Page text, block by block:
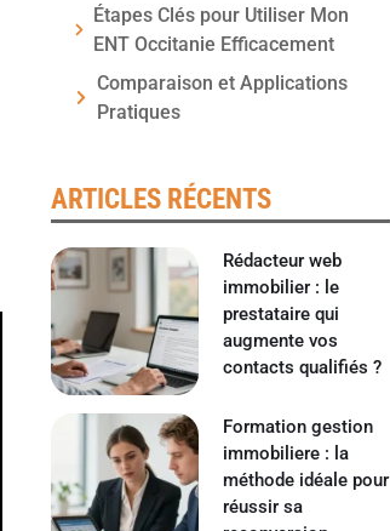
Étapes Clés pour Utiliser Mon
ENT Occitanie Efficacement
Comparaison et Applications
Pratiques
ARTICLES RÉCENTS
Rédacteur web
immobilier : le
prestataire qui
augmente vos
contacts qualifiés ?
Formation gestion
immobiliere : la
méthode idéale pour
réussir sa